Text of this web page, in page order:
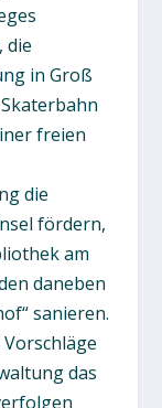
die
in Groß
freien
die
fördern,
am
daneben
sanieren.
das